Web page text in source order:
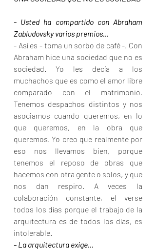
- Usted ha compartido con Abraham
Zabludovsky varios premios...
- Así es - toma un sorbo de café -. Con
Abraham hice una sociedad que no es
sociedad. Yo les decía a los
muchachos que es como el amor libre
comparado con el matrimonio.
Tenemos despachos distintos y nos
asociamos cuando queremos, en lo
que queremos, en la obra que
queremos. Yo creo que realmente por
eso nos llevamos bien, porque
tenemos el reposo de obras que
hacemos con otra gente o solos, y que
nos dan respiro. A veces la
colaboración constante, el verse
todos los días porque el trabajo de la
arquitectura es de todos los días, es
intolerable.
- La arquitectura exige...